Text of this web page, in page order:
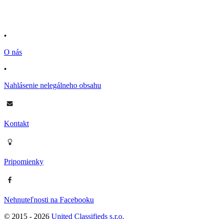
•
O nás
•
Nahlásenie nelegálneho obsahu
Kontakt
Pripomienky
Nehnuteľnosti na Facebooku
© 2015 - 2026 United Classifieds s.r.o.